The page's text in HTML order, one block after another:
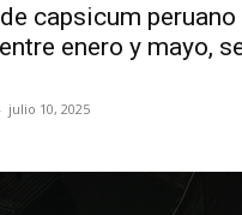
capsicum peruano
enero y mayo,
- julio 10, 2025